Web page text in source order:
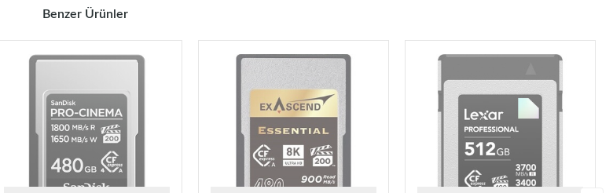
Benzer Ürünler